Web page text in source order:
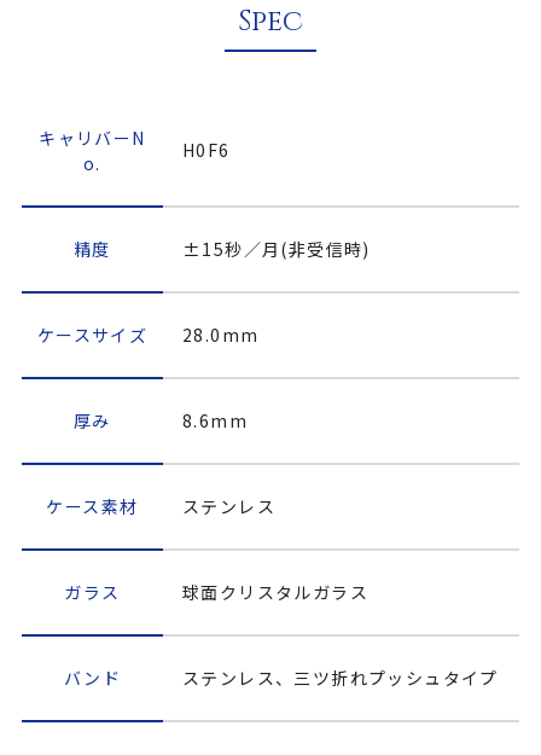
Spec
キャリバーN
o.
H0F6
精度 ±15秒／月(非受信時)
ケースサイズ 28.0mm
厚み 8.6mm
ケース素材 ステンレス
ガラス 球面クリスタルガラス
バンド ステンレス、三ツ折れプッシュタイプ